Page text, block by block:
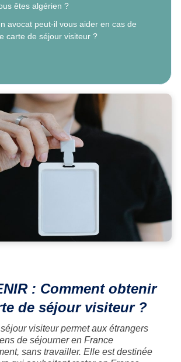
êtes algérien ?
avocat peut-il vous aider en cas de
carte de séjour visiteur ?
: Comment obtenir
de séjour visiteur ?
visiteur permet aux étrangers
de séjourner en France
sans travailler. Elle est destinée